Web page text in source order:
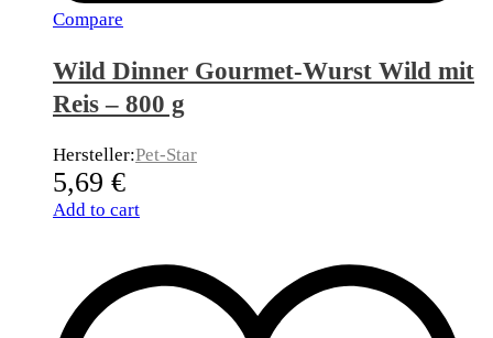
Compare
Wild Dinner Gourmet-Wurst Wild mit
Reis – 800 g
Hersteller:Pet-Star
5,69 €
Add to cart